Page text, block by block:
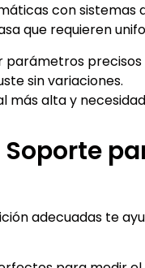
con sistemas
que requieren
parámetros
sin variaciones.
más alta y
adecuadas te